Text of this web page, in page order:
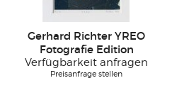
Gerhard Richter YREO
Fotografie Edition
Verfügbarkeit anfragen
Preisanfrage stellen